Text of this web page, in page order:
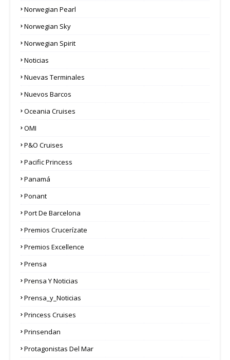
Norwegian Pearl
Norwegian Sky
Norwegian Spirit
Noticias
Nuevas Terminales
Nuevos Barcos
Oceania Cruises
OMI
P&O Cruises
Pacific Princess
Panamá
Ponant
Port De Barcelona
Premios Crucerízate
Premios Excellence
Prensa
Prensa Y Noticias
Prensa_y_Noticias
Princess Cruises
Prinsendan
Protagonistas Del Mar